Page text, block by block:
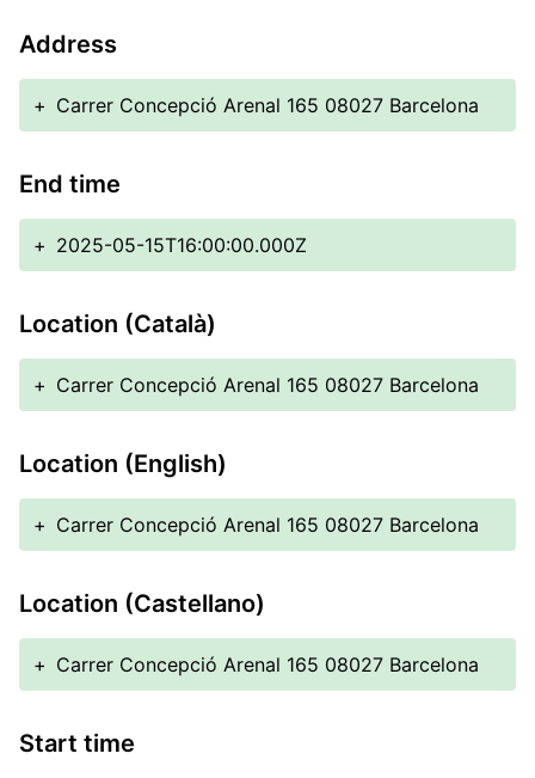
Address
+ Carrer Concepció Arenal 165 08027 Barcelona
End time
+ 2025-05-15T16:00:00.000Z
Location (Català)
+ Carrer Concepció Arenal 165 08027 Barcelona
Location (English)
+ Carrer Concepció Arenal 165 08027 Barcelona
Location (Castellano)
+ Carrer Concepció Arenal 165 08027 Barcelona
Start time